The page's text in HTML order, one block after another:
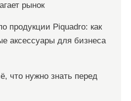
рынок
продукции Piquadro: как
аксессуары для бизнеса
что нужно знать перед